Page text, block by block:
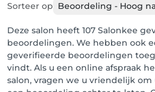
Sorteer op Beoordeling - Hoog
Deze salon heeft 107 Salonkee
beoordelingen. We hebben ook
geverifieerde beoordelingen
vindt. Als u een online afspraak
salon, vragen we u vriendelijk